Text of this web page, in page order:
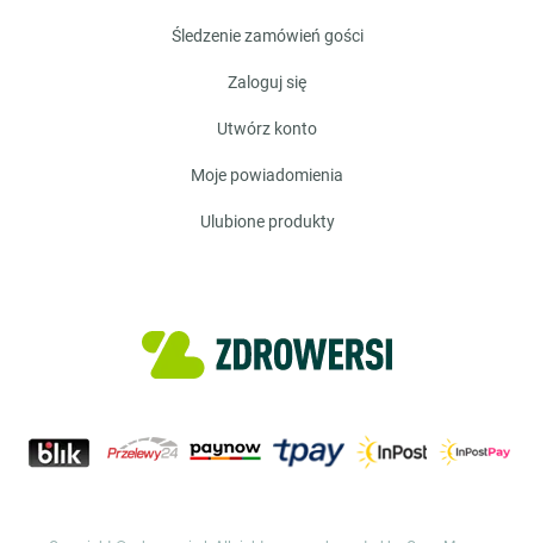
śledzenie zamówień gości
zaloguj się
utwórz konto
moje powiadomienia
ulubione produkty